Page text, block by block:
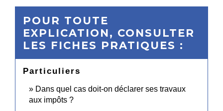
POUR TOUTE
EXPLICATION, CONSULTER
LES FICHES PRATIQUES :
Particuliers
Dans quel cas doit-on déclarer ses travaux
aux impôts ?